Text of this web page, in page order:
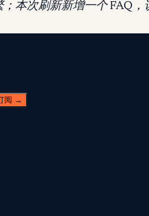
本次刷新新增一个 FAQ
阅 →